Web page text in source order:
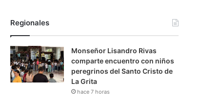
Regionales
Monseñor Lisandro Rivas
comparte encuentro con niños
peregrinos del Santo Cristo de
La Grita
hace 7 horas